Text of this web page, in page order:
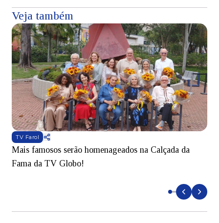
Veja também
TV Farol
Mais famosos serão homenageados na Calçada da
Fama da TV Globo!